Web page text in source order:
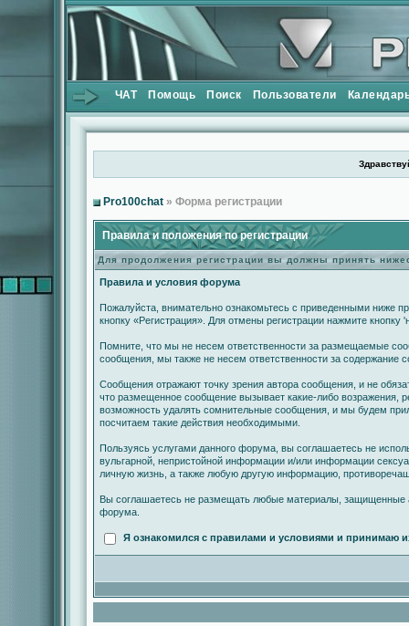
ЧАТ Помощь Поиск Пользователи
Pro100chat » Форма регистрации
Правила и положения по регистрации
Для продолжения регистрации вы должны принять
Правила и условия форума
Пожалуйста, внимательно ознакомьтесь с приведенными ниже
кнопку «Регистрация». Для отмены регистрации нажмите кнопку
Помните, что мы не несем ответственности за размещаемые
сообщения, мы также не несем ответственности за содержание
Сообщения отражают точку зрения автора сообщения, и не
что размещенное сообщение вызывает какие-либо возражения,
возможность удалять сомнительные сообщения, и мы будем
посчитаем такие действия необходимыми.
Пользуясь услугами данного форума, вы соглашаетесь не
вульгарной, непристойной информации и/или информации
личную жизнь, а также любую другую информацию,
Вы соглашаетесь не размещать любые материалы, защищенные
форума.
Я ознакомился с правилами и условиями и принимаю